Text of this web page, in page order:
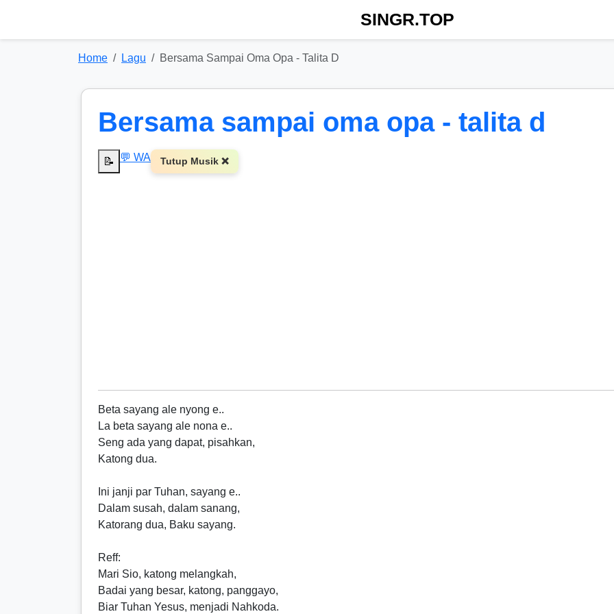
SINGR.TOP
Home Lagu Bersama Sampai Oma Opa - Talita D
Bersama sampai oma opa - talita d
📝 💬 WA Tutup Musik ❌
Beta sayang ale nyong e..
La beta sayang ale nona e..
Seng ada yang dapat, pisahkan,
Katong dua.
Ini janji par Tuhan, sayang e..
Dalam susah, dalam sanang,
Katorang dua, Baku sayang.
Reff:
Mari Sio, katong melangkah,
Badai yang besar, katong, panggayo,
Biar Tuhan Yesus, menjadi Nahkoda.